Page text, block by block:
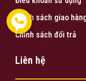
Chính sách giao
Chính sách đổi trả
Liên hệ